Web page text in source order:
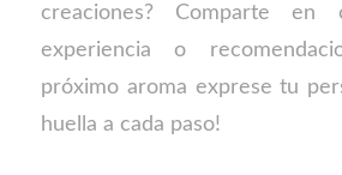
creaciones? Comparte en
experiencia o
próximo aroma exprese tu
huella a cada paso!